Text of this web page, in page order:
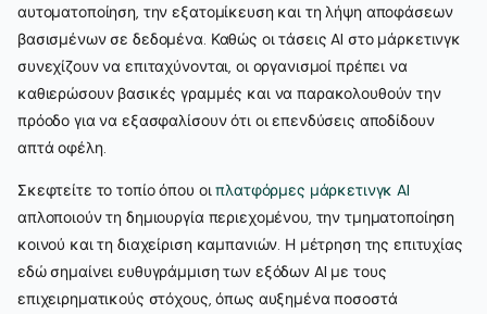
αυτοματοποίηση, την εξατομίκευση και τη λήψη αποφάσεων
βασισμένων σε δεδομένα. Καθώς οι τάσεις AI στο μάρκετινγκ
συνεχίζουν να επιταχύνονται, οι οργανισμοί πρέπει να
καθιερώσουν βασικές γραμμές και να παρακολουθούν την
πρόοδο για να εξασφαλίσουν ότι οι επενδύσεις αποδίδουν
απτά οφέλη.
Σκεφτείτε το τοπίο όπου οιπλατφόρμες μάρκετινγκ AI
απλοποιούν τη δημιουργία περιεχομένου, την τμηματοποίηση
κοινού και τη διαχείριση καμπανιών. Η μέτρηση της επιτυχίας
εδώ σημαίνει ευθυγράμμιση των εξόδων AI με τους
επιχειρηματικούς στόχους, όπως αυξημένα ποσοστά